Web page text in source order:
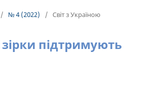
/ № 4 (2022) / Світ з Україною
підтримують